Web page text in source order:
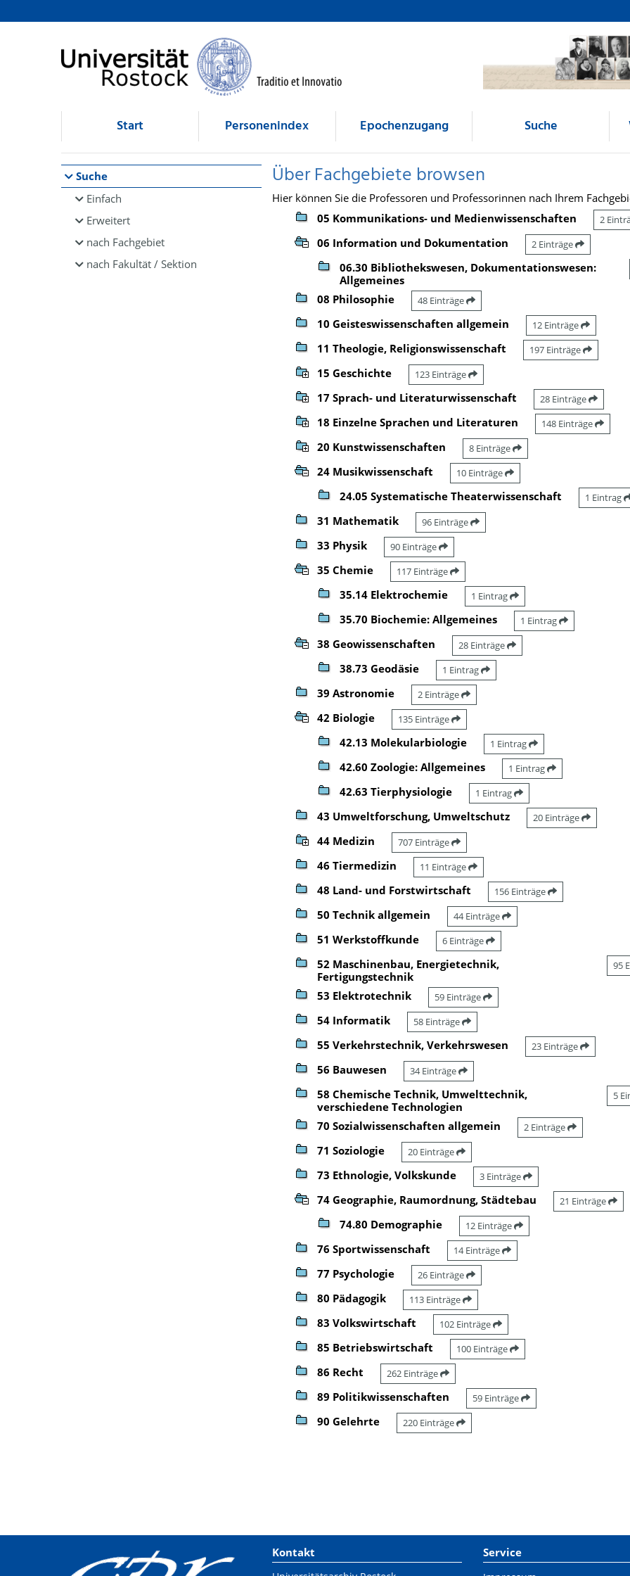
Browsen
direkt zum Inhalt
Start Personenindex Epochenzugang Suche
Suche
Einfach
Erweitert
nach Fachgebiet
nach Fakultät / Sektion
Über Fachgebiete browsen
Hier können Sie die Professoren und Professorinnen nach Ihrem
05 Kommunikations- und Medienwissenschaften
2
06 Information und Dokumentation 2 Einträge
06.30 Bibliothekswesen, Dokumentationswesen:
Allgemeines
08 Philosophie 48 Einträge
10 Geisteswissenschaften allgemein 12 Einträge
11 Theologie, Religionswissenschaft 197 Einträge
15 Geschichte 123 Einträge
17 Sprach- und Literaturwissenschaft 28 Einträge
18 Einzelne Sprachen und Literaturen 148 Einträge
20 Kunstwissenschaften 8 Einträge
24 Musikwissenschaft 10 Einträge
24.05 Systematische Theaterwissenschaft 1 Eintrag
31 Mathematik 96 Einträge
33 Physik 90 Einträge
35 Chemie 117 Einträge
35.14 Elektrochemie 1 Eintrag
35.70 Biochemie: Allgemeines 1 Eintrag
38 Geowissenschaften 28 Einträge
38.73 Geodäsie 1 Eintrag
39 Astronomie 2 Einträge
42 Biologie 135 Einträge
42.13 Molekularbiologie 1 Eintrag
42.60 Zoologie: Allgemeines 1 Eintrag
42.63 Tierphysiologie 1 Eintrag
43 Umweltforschung, Umweltschutz 20 Einträge
44 Medizin 707 Einträge
46 Tiermedizin 11 Einträge
48 Land- und Forstwirtschaft 156 Einträge
50 Technik allgemein 44 Einträge
51 Werkstoffkunde 6 Einträge
52 Maschinenbau, Energietechnik,
Fertigungstechnik
95
53 Elektrotechnik 59 Einträge
54 Informatik 58 Einträge
55 Verkehrstechnik, Verkehrswesen 23 Einträge
56 Bauwesen 34 Einträge
58 Chemische Technik, Umwelttechnik,
verschiedene Technologien
5
70 Sozialwissenschaften allgemein 2 Einträge
71 Soziologie 20 Einträge
73 Ethnologie, Volkskunde 3 Einträge
74 Geographie, Raumordnung, Städtebau 21 Einträge
74.80 Demographie 12 Einträge
76 Sportwissenschaft 14 Einträge
77 Psychologie 26 Einträge
80 Pädagogik 113 Einträge
83 Volkswirtschaft 102 Einträge
85 Betriebswirtschaft 100 Einträge
86 Recht 262 Einträge
89 Politikwissenschaften 59 Einträge
90 Gelehrte 220 Einträge
Kontakt Service